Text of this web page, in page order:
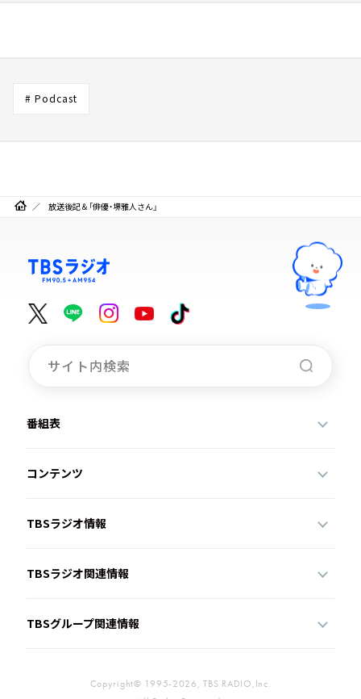
# Podcast
放送後記＆「俳優・堺雅人さん」
番組表
コンテンツ
TBSラジオ情報
TBSラジオ関連情報
TBSグループ関連情報
Copyright© 1995-2026, TBS RADIO,Inc.